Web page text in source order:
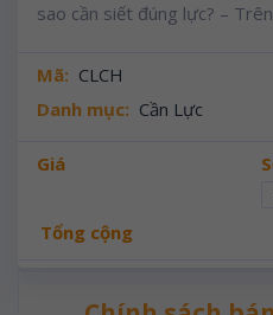
sao cần siết đúng lực? –
Mã: CLCH
Danh mục: Cần Lực
Giá
Tổng cộng